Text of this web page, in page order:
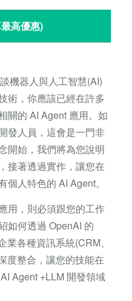
高優惠)
機器人與人工智慧(AI)
術，你應該已經在許多
關的 AI Agent 應用。如
發人員，這會是一門非
開始，我們將為您說明
接著透過實作，讓您在
人特色的 AI Agent。
用，則必須跟您的工作
如何透過 OpenAI 的
各種資訊系統(CRM、
度整合，讓您的技能在
Agent +LLM 開發領域